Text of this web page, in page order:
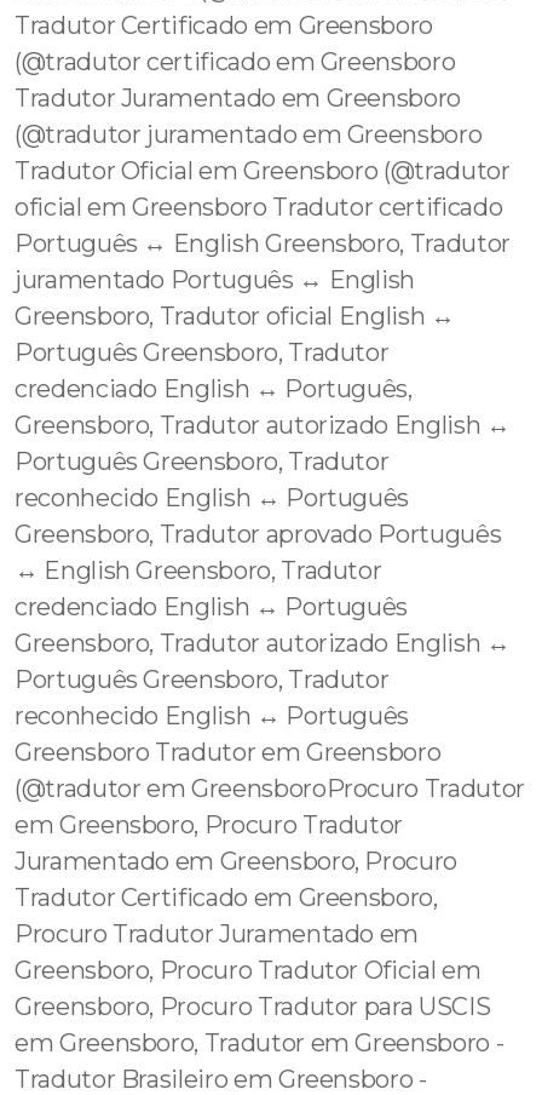
Tradutor Certificado em Greensboro
(@tradutor certificado em Greensboro
Tradutor Juramentado em Greensboro
(@tradutor juramentado em Greensboro
Tradutor Oficial em Greensboro (@tradutor
oficial em Greensboro Tradutor certificado
Português ↔️ English Greensboro, Tradutor
juramentado Português ↔️ English
Greensboro, Tradutor oficial English ↔️
Português Greensboro, Tradutor
credenciado English ↔️ Português,
Greensboro, Tradutor autorizado English ↔️
Português Greensboro, Tradutor
reconhecido English ↔️ Português
Greensboro, Tradutor aprovado Português
↔️ English Greensboro, Tradutor
credenciado English ↔️ Português
Greensboro, Tradutor autorizado English ↔️
Português Greensboro, Tradutor
reconhecido English ↔️ Português
Greensboro Tradutor em Greensboro
(@tradutor em GreensboroProcuro Tradutor
em Greensboro, Procuro Tradutor
Juramentado em Greensboro, Procuro
Tradutor Certificado em Greensboro,
Procuro Tradutor Juramentado em
Greensboro, Procuro Tradutor Oficial em
Greensboro, Procuro Tradutor para USCIS
em Greensboro, Tradutor em Greensboro -
Tradutor Brasileiro em Greensboro -